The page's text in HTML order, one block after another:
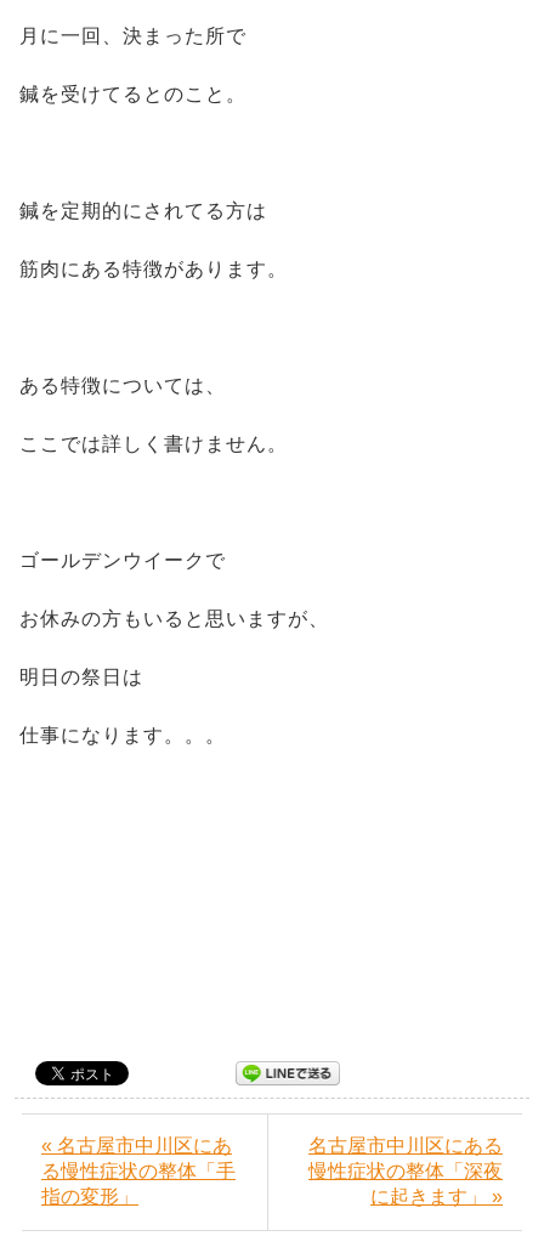
月に一回、決まった所で
鍼を受けてるとのこと。
鍼を定期的にされてる方は
筋肉にある特徴があります。
ある特徴については、
ここでは詳しく書けません。
ゴールデンウイークで
お休みの方もいると思いますが、
明日の祭日は
仕事になります。。。
« 名古屋市中川区にあ
る慢性症状の整体「手
指の変形」
名古屋市中川区にある
慢性症状の整体「深夜
に起きます」 »